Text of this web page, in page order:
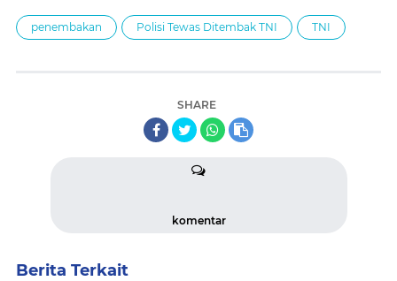
penembakan Polisi Tewas Ditembak TNI TNI
SHARE
komentar
Berita Terkait